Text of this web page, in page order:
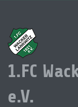
1.FC
e.V.